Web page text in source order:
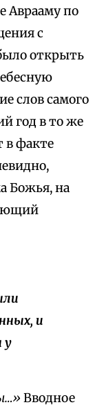
Аврааму по
с
открыть
слов самого
год в то же
в факте
Божья, на
и
у
Вводное